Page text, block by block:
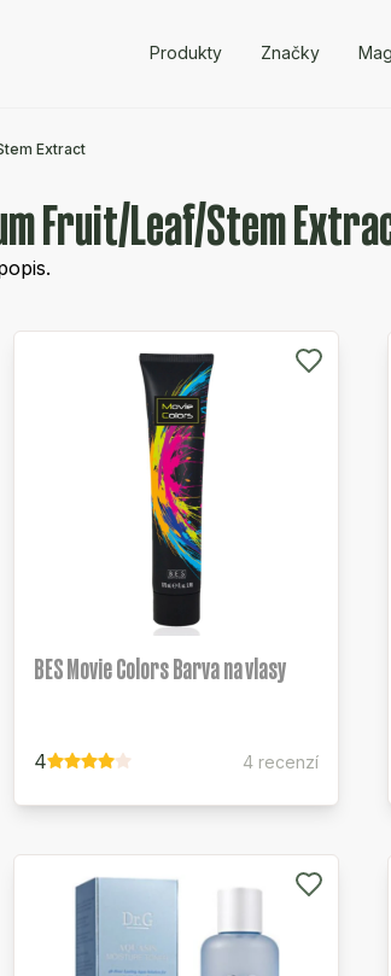
Produkty Značky
Extract
Fruit/Leaf/Stem
BES Movie Colors Barva na vlasy
4 4 recenzí